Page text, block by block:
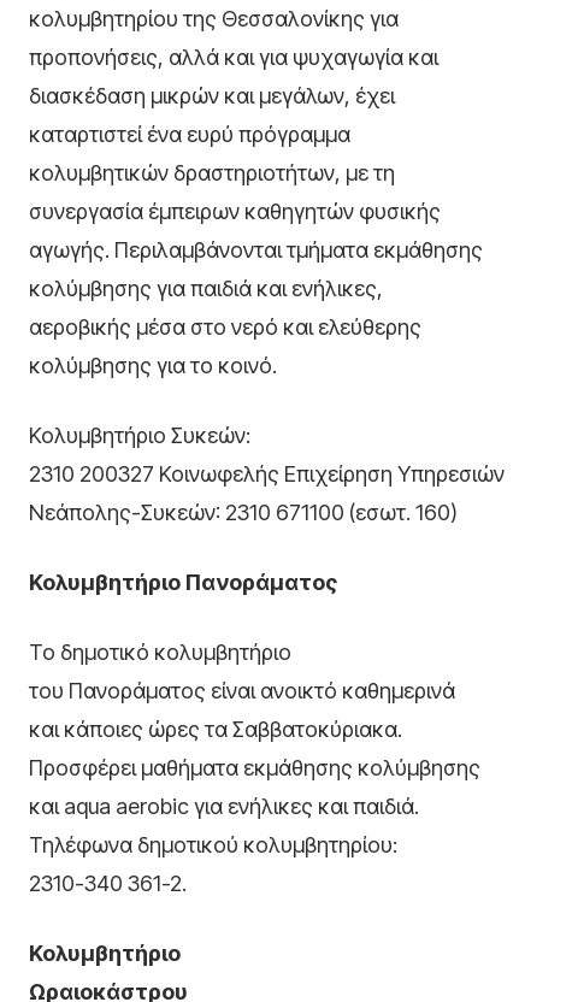
κολυμβητηρίου της Θεσσαλονίκης για
προπονήσεις, αλλά και για ψυχαγωγία και
διασκέδαση μικρών και μεγάλων, έχει
καταρτιστεί ένα ευρύ πρόγραμμα
κολυμβητικών δραστηριοτήτων, με τη
συνεργασία έμπειρων καθηγητών φυσικής
αγωγής. Περιλαμβάνονται τμήματα εκμάθησης
κολύμβησης για παιδιά και ενήλικες,
αεροβικής μέσα στο νερό και ελεύθερης
κολύμβησης για το κοινό.
Κολυμβητήριο Συκεών:
2310 200327 Κοινωφελής Επιχείρηση Υπηρεσιών
Νεάπολης-Συκεών: 2310 671100 (εσωτ. 160)
Κολυμβητήριο Πανοράματος
Το δημοτικό κολυμβητήριο
του Πανοράματος είναι ανοικτό καθημερινά
και κάποιες ώρες τα Σαββατοκύριακα.
Προσφέρει μαθήματα εκμάθησης κολύμβησης
και aqua aerobic για ενήλικες και παιδιά.
Τηλέφωνα δημοτικού κολυμβητηρίου:
2310-340 361-2.
Κολυμβητήριο
Ωραιοκάστρου